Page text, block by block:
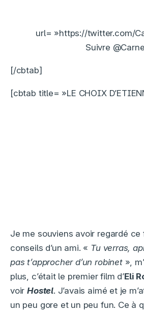
url= »https://twitter.com/
Suivre
[/cbtab]
[cbtab title= »LE CHOIX
Je me souviens avoir regardé ce
conseils d’un ami. « Tu verras,
pas t’approcher d’un robinet»,
plus, c’était le premier film d’Eli
voirHostel. J’avais aimé et je
un peu gore et un peu fun. Ce à